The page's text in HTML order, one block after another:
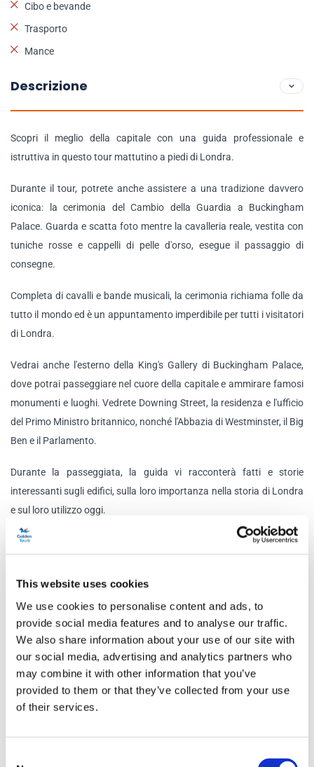
This website uses cookies
We use cookies to personalise content and ads, to
provide social media features and to analyse our traffic.
We also share information about your use of our site with
our social media, advertising and analytics partners who
may combine it with other information that you’ve
provided to them or that they’ve collected from your use
of their services.
Cibo e bevande
Trasporto
Mance
Descrizione
Scopri il meglio della capitale con una guida professionale e
istruttiva in questo tour mattutino a piedi di Londra.
Durante il tour, potrete anche assistere a una tradizione davvero
iconica: la cerimonia del Cambio della Guardia a Buckingham
Palace. Guarda e scatta foto mentre la cavalleria reale, vestita con
tuniche rosse e cappelli di pelle d'orso, esegue il passaggio di
consegne.
Completa di cavalli e bande musicali, la cerimonia richiama folle da
tutto il mondo ed è un appuntamento imperdibile per tutti i visitatori
di Londra.
Vedrai anche l'esterno della King's Gallery di Buckingham Palace,
dove potrai passeggiare nel cuore della capitale e ammirare famosi
monumenti e luoghi. Vedrete Downing Street, la residenza e l'ufficio
del Primo Ministro britannico, nonché l'Abbazia di Westminster, il Big
Ben e il Parlamento.
Durante la passeggiata, la guida vi racconterà fatti e storie
interessanti sugli edifici, sulla loro importanza nella storia di Londra
e sul loro utilizzo oggi.
Potrai poi goderti una crociera di sola andata sul Tamigi dal molo di
prospettiva e ammira la città da uno dei canali più famosi al mondo.
Una volta arrivati ​​al Tower Pier, vedrete l'imponente Torre di Londra.
Se selezionato nella prenotazione, potrai goderti del tempo libero
nella Torre di Londra e scoprirne i segreti e le storie. Per coloro che
non selezionano questa opzione, il tour si concluderà all'esterno
della torre.